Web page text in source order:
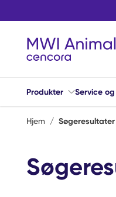
Produkter Service
Hjem / Søgeresultater